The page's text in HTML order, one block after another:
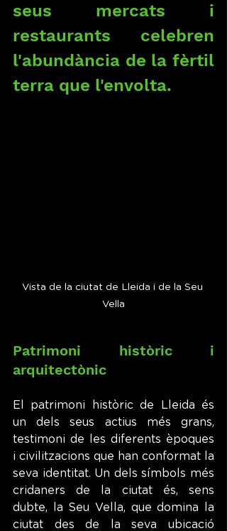
seus mercats i
restaurants celebren
l'abundància de la fèrtil
terra que l'envolta.
Vista de la ciutat de Lleida i de la Seu
Vella
Patrimoni històric i
arquitectònic
El patrimoni històric de Lleida és
un dels seus actius més grans,
testimoni de les diferents èpoques
i civilitzacions que han conformat la
seva identitat. Un dels símbols més
cridaners de la ciutat és, sens
dubte, la Seu Vella, que domina la
ciutat des de la seva ubicació